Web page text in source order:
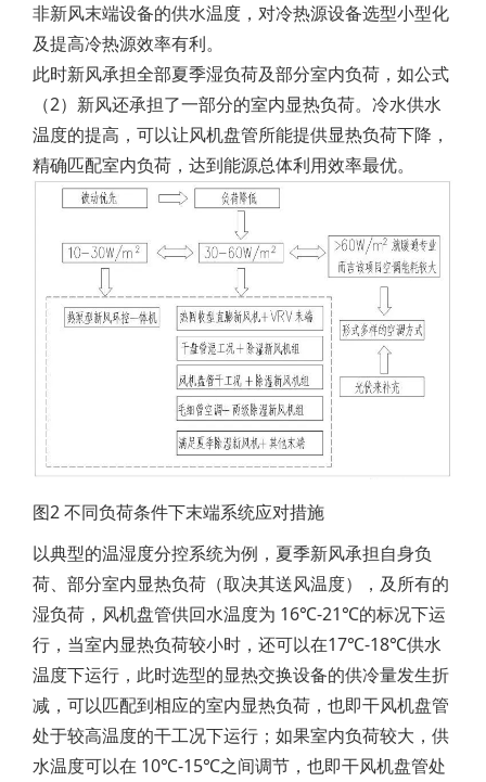
非新风末端设备的供水温度，对冷热源设备选型小型化
及提高冷热源效率有利。
此时新风承担全部夏季湿负荷及部分室内负荷，如公式
（2）新风还承担了一部分的室内显热负荷。冷水供水
温度的提高，可以让风机盘管所能提供显热负荷下降，
精确匹配室内负荷，达到能源总体利用效率最优。
图2 不同负荷条件下末端系统应对措施
以典型的温湿度分控系统为例，夏季新风承担自身负
荷、部分室内显热负荷（取决其送风温度），及所有的
湿负荷，风机盘管供回水温度为 16℃-21℃的标况下运
行，当室内显热负荷较小时，还可以在17℃-18℃供水
温度下运行，此时选型的显热交换设备的供冷量发生折
减，可以匹配到相应的室内显热负荷，也即干风机盘管
处于较高温度的干工况下运行；如果室内负荷较大，供
水温度可以在 10℃-15℃之间调节，也即干风机盘管处